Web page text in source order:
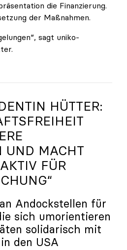
die Finanzierung.
der Maßnahmen.
sagt uniko-
gegen zunehmende Gefahr
HÜTTER:
UND MACHT
FÜR
Andockstellen für
sich umorientieren
solidarisch mit
den USA